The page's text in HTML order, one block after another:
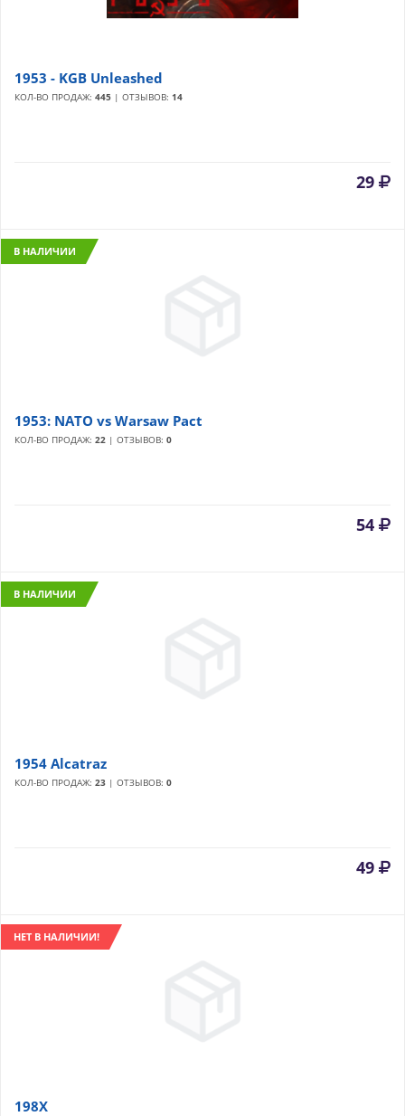
1953 - KGB Unleashed
КОЛ-ВО ПРОДАЖ: 445 | ОТЗЫВОВ: 14
29
В НАЛИЧИИ
1953: NATO vs Warsaw Pact
КОЛ-ВО ПРОДАЖ: 22 | ОТЗЫВОВ: 0
54
В НАЛИЧИИ
1954 Alcatraz
КОЛ-ВО ПРОДАЖ: 23 | ОТЗЫВОВ: 0
49
НЕТ В НАЛИЧИИ!
198X